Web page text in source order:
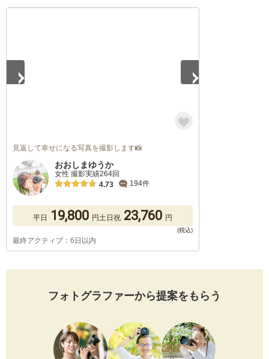
見返して幸せになる写真を撮影します📸
おおしまゆうか
女性 撮影実績264回
4.73
194件
平日 19,800 円土日祝 23,760 円
最終アクティブ：6日以内
フォトグラファーから提案をもらう